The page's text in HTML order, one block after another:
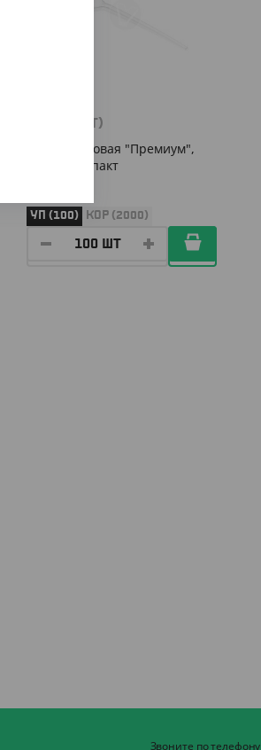
/ШТ)
Вилка столовая "Премиум",
белая, компакт
УП (100) КОР (2000)
Звоните по телефону